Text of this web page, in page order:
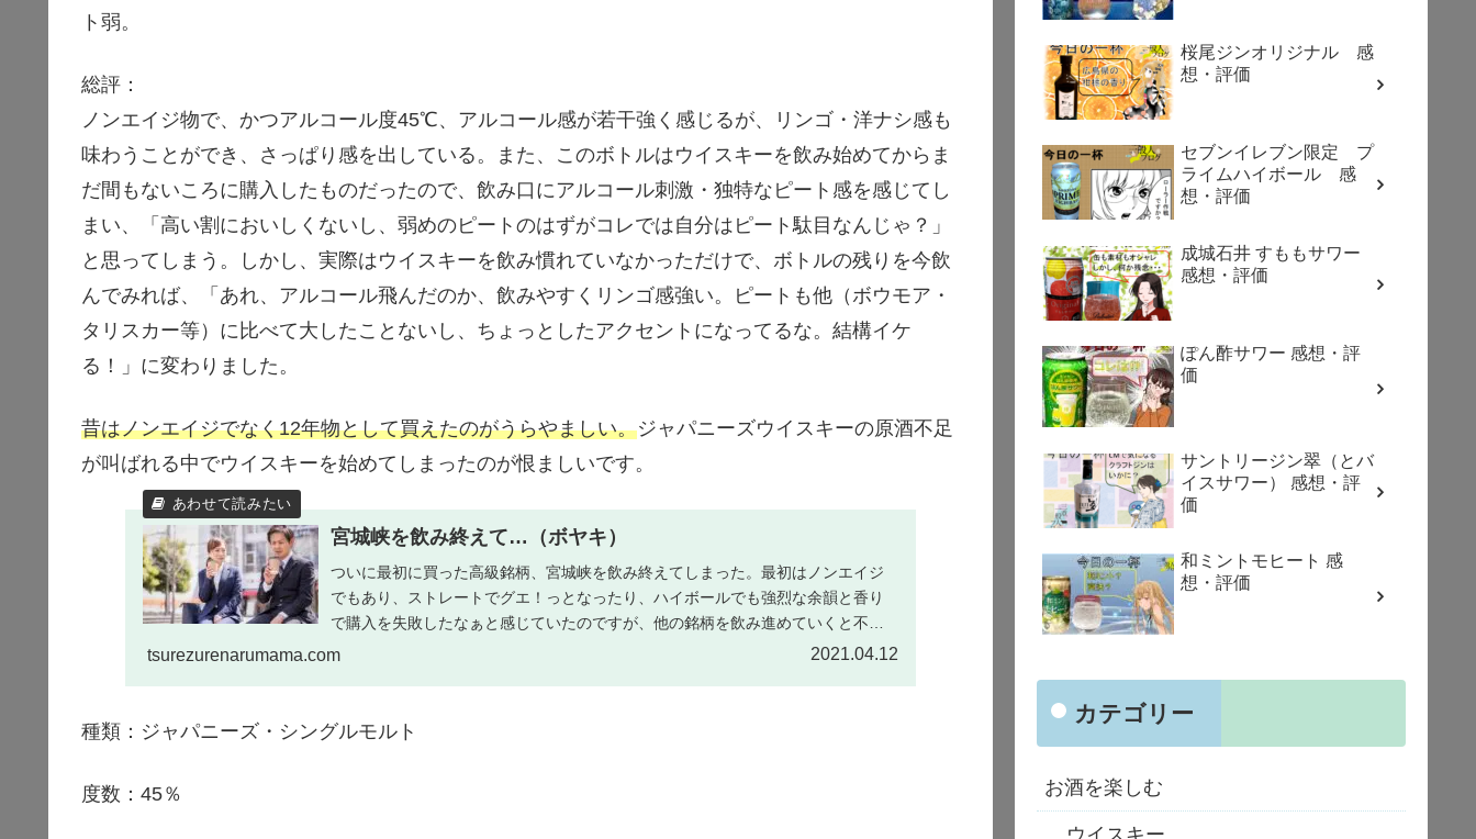
ト弱。
総評：
ノンエイジ物で、かつアルコール度45℃、アルコール感が若干強く感じるが、リンゴ・洋ナシ感も
味わうことができ、さっぱり感を出している。また、このボトルはウイスキーを飲み始めてからま
だ間もないころに購入したものだったので、飲み口にアルコール刺激・独特なピート感を感じてし
まい、「高い割においしくないし、弱めのピートのはずがコレでは自分はピート駄目なんじゃ？」
と思ってしまう。しかし、実際はウイスキーを飲み慣れていなかっただけで、ボトルの残りを今飲
んでみれば、「あれ、アルコール飛んだのか、飲みやすくリンゴ感強い。ピートも他（ボウモア・
タリスカー等）に比べて大したことないし、ちょっとしたアクセントになってるな。結構イケ
る！」に変わりました。
昔はノンエイジでなく12年物として買えたのがうらやましい。ジャパニーズウイスキーの原酒不足
が叫ばれる中でウイスキーを始めてしまったのが恨ましいです。
宮城峡を飲み終えて…（ボヤキ）
ついに最初に買った高級銘柄、宮城峡を飲み終えてしまった。最初はノンエイジ
でもあり、ストレートでグエ！っとなったり、ハイボールでも強烈な余韻と香り
で購入を失敗したなぁと感じていたのですが、他の銘柄を飲み進めていくと不思
議と個性を理解し始めると...
tsurezurenarumama.com 2021.04.12
種類：ジャパニーズ・シングルモルト
度数：45％
桜尾ジンオリジナル 感
想・評価
セブンイレブン限定 プ
ライムハイボール 感
想・評価
成城石井 すももサワー
感想・評価
ぽん酢サワー 感想・評
価
サントリージン翠（とバ
イスサワー） 感想・評
価
和ミントモヒート 感
想・評価
カテゴリー
お酒を楽しむ
ウイスキー